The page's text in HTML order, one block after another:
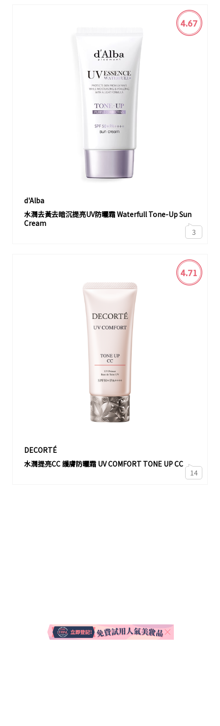
d'Alba
水潤去黃去暗沉提亮UV防曬霜 Waterfull Tone-Up Sun
Cream
4.67
3
DECORTÉ
水潤提亮CC 護膚防曬霜 UV COMFORT TONE UP CC
4.71
14